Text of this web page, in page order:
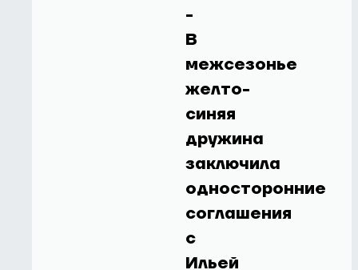
-
В
межсезонье
желто-
синяя
дружина
заключила
односторонние
соглашения
с
Ильей